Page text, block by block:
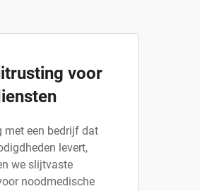
voor
met een bedrijf dat
levert,
we slijtvaste
noodmedische